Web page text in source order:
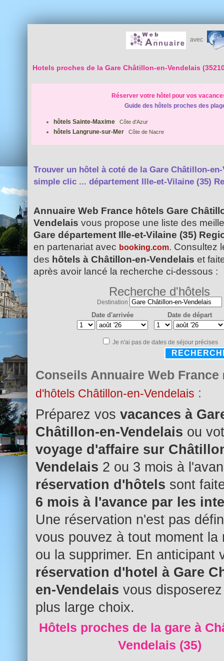
avec
Hotels proches de la Gare Châtillon-en-Vendelais
Réserver votre hôtel pour vos
Guide des hôtels proches des
hôtels Sainte-Maxime Côte d'Azur
hôtels Langrune-sur-Mer Côte de Nacre
Trouver un hôtel à coté de la Gare Châtillon-
simple clic ... département Ille-et-Vilaine (35)
Annuaire Web France hôtels Gare
Vendelais vous propose une liste des
Gare département Ille-et-Vilaine (35)
en partenariat avec booking.com. Consultez
des hôtels à Châtillon-en-Vendelais et
après avoir lancé la recherche ci-dessous :
Recherche d'hôtels
Destination
Date d'arrivée Date de départ
Je n'ai pas de dates de séjour précises
Conseils Annuaire Web France
d'hôtels Châtillon-en-Vendelais :
Préparez vos vacances à
Châtillon-en-Vendelais ou
voyage d'affaire sur
Vendelais 2 ou 3 mois à
réservation d'hôtels sont
6 mois à l'avance par les
Une réservation n'est pas
vous pouvez à tout moment la
ou la supprimer. En anticipant
réservation d'hotel à Gare
en-Vendelais vous
plus large choix.
Hôtels proches de la gare à
Vendelais (35)